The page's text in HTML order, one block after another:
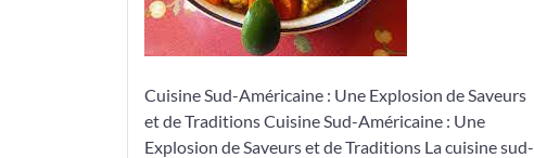
:
Une
de
Saveurs
et
Cuisine Sud-Américaine : Une Explosion de Saveurs
et de Traditions Cuisine Sud-Américaine : Une
Explosion de Saveurs et de Traditions La cuisine sud-